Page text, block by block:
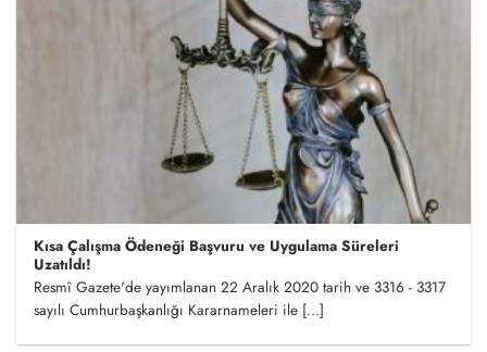
Kısa Çalışma Ödeneği Başvuru ve Uygulama Süreleri
Uzatıldı!
Resmî Gazete'de yayımlanan 22 Aralık 2020 tarih ve 3316 - 3317
sayılı Cumhurbaşkanlığı Kararnameleri ile [...]